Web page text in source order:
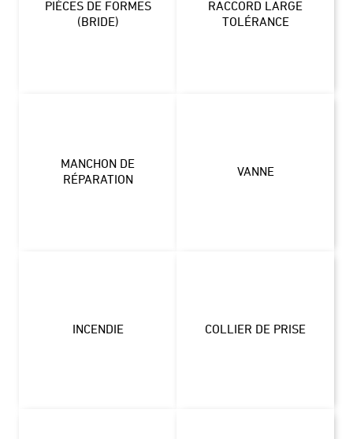
PIÈCES DE FORMES
(BRIDE)
RACCORD LARGE
TOLÉRANCE
MANCHON DE
RÉPARATION
VANNE
INCENDIE COLLIER DE PRISE